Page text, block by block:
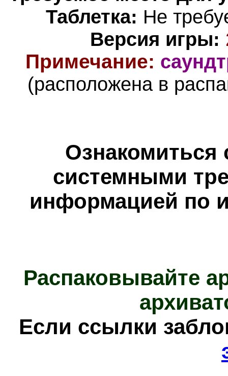
Таблетка: Не
Версия игры:
Примечание:
(расположена в
Ознакомиться
системными
информацией по
Распаковывайте
Если ссылки